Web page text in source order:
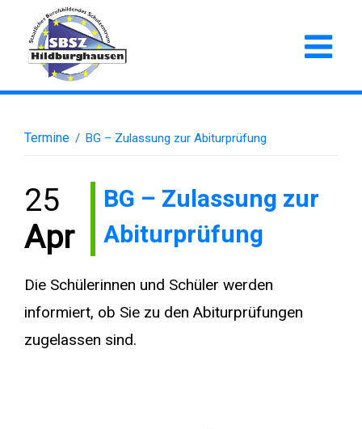
Termine / BG – Zulassung zur Abiturprüfung
25
Apr
BG – Zulassung zur
Abiturprüfung
Die Schülerinnen und Schüler werden
informiert, ob Sie zu den Abiturprüfungen
zugelassen sind.